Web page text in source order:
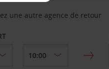
une autre agence de retour